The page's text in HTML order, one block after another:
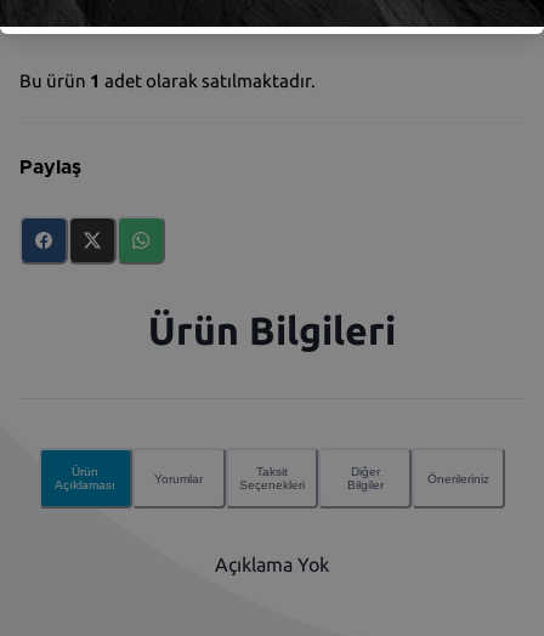
Stokta Var
Bu ürün 1 adet olarak satılmaktadır.
Paylaş
Ürün Bilgileri
Ürün
Açıklaması
Yorumlar
Taksit
Seçenekleri
Diğer
Bilgiler
Önerileriniz
Açıklama Yok